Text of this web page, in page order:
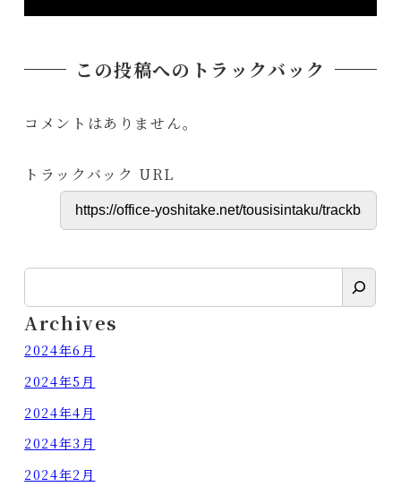
この投稿へのトラックバック
コメントはありません。
トラックバック URL
索
Archives
2024年6月
2024年5月
2024年4月
2024年3月
2024年2月